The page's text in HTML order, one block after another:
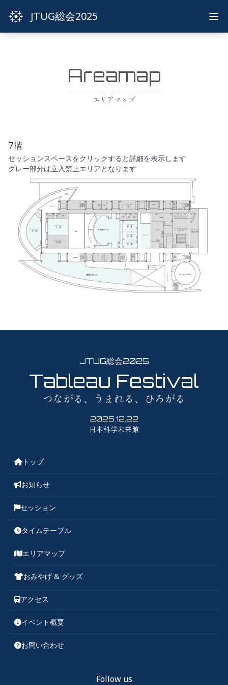
JTUG総会2025
Areamap
エリアマップ
7階
セッションスペースをクリックすると詳細を表示します
グレー部分は立入禁止エリアとなります
JTUG総会2025
Tableau Festival
つながる、うまれる、ひろがる
2025.12.22
日本科学未来館
トップ
お知らせ
セッション
タイムテーブル
エリアマップ
おみやげ & グッズ
アクセス
イベント概要
お問い合わせ
Follow us